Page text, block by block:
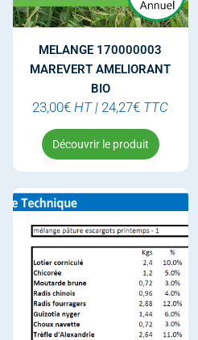
MELANGE 170000003
MAREVERT AMELIORANT
BIO
23,00€ HT | 24,27€ TTC
Découvrir le produit